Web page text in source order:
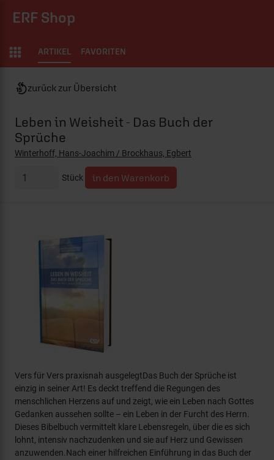
ERF Shop
ARTIKEL FAVORITEN
zurück zur Übersicht
Stück
Leben in Weisheit - Das Buch der
Sprüche
Winterhoff, Hans-Joachim / Brockhaus, Egbert
Vers für Vers praxisnah ausgelegtDas Buch der Sprüche ist
einzig in seiner Art! Es deckt treffend die Regungen des
menschlichen Herzens auf und zeigt, wie ein Leben nach Gottes
Gedanken aussehen sollte – ein Leben in der Furcht des Herrn.
Dieses Bibelbuch vermittelt klare Lebensregeln, über die es sich
lohnt, intensiv nachzudenken und sie auf Herz und Gewissen
anzuwenden.Nach einer hilfreichen Einführung in das Buch der